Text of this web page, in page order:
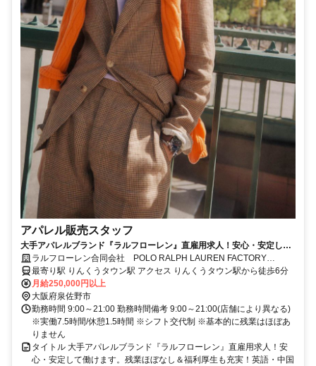
アパレル販売スタッフ
大手アパレルブランド『ラルフローレン』直雇用求人！安心・安定して
働けます。残業ほぼなし＆福利厚生も充実！英語・中国語できる方歓迎
◎
ラルフローレン合同会社 POLO RALPH LAUREN FACTORY
STORE りんくう
最寄り駅 りんくうタウン駅 アクセス りんくうタウン駅から徒歩6分
月給250,000円以上
大阪府泉佐野市
勤務時間 9:00～21:00 勤務時間備考 9:00～21:00(店舗により異なる)
※実働7.5時間/休憩1.5時間 ※シフト交代制 ※基本的に残業はほぼあ
りません
タイトル 大手アパレルブランド『ラルフローレン』直雇用求人！安
心・安定して働けます。残業ほぼなし＆福利厚生も充実！英語・中国